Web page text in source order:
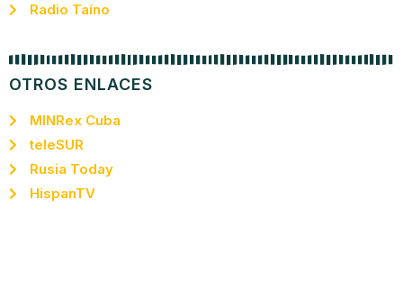
Radio Taíno
OTROS ENLACES
MINRex Cuba
teleSUR
Rusia Today
HispanTV